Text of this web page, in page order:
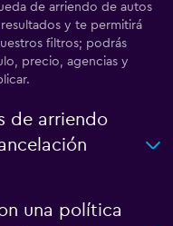
de arriendo de autos
y te permitirá
filtros; podrás
precio, agencias y
de arriendo
una política